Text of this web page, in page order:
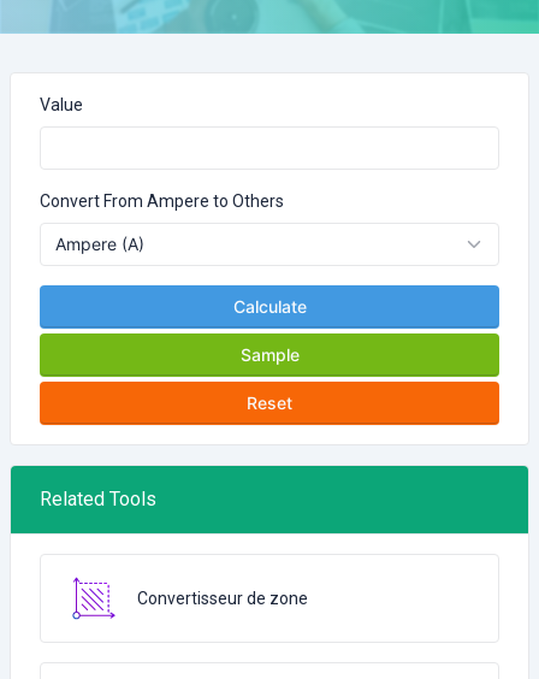
Value
Convert From Ampere to Others
Calculate
Sample
Reset
Related Tools
Convertisseur de zone